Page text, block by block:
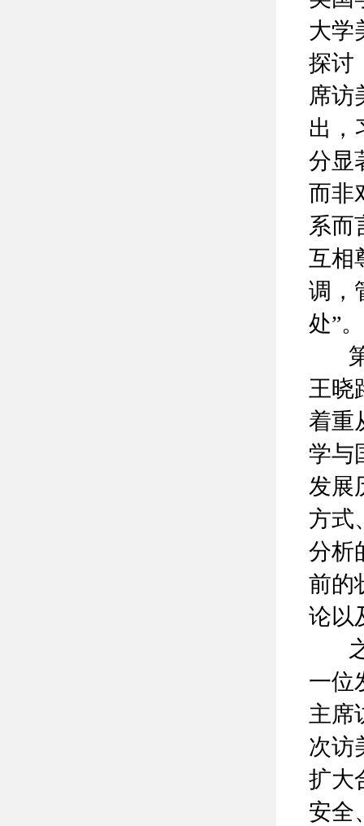
大学
探讨
席访
出，
分显
而非
系而
互相
调，
处”。
第
王晓
着重
学与
发展
方式
分析
前的
论以
之
一位
主席
次访
扩大
安全